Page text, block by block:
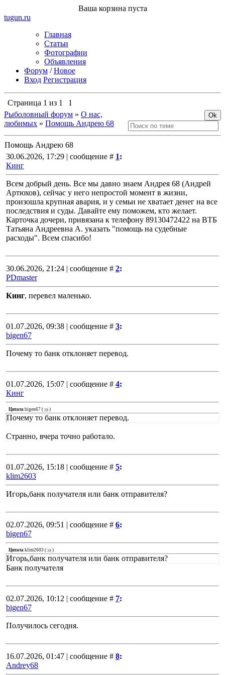
Ваша корзина пуста
tugun.ru
Главная
Статьи
Фотографии
Объявления
Форум /Новое
Вход Регистрация
Страница 1 из 1
1
Рыболовный форум » О нас,
любимых » Помощь Андрею 68
Помощь Андрею 68
30.06.2026, 17:29 | сообщение # 1:
Кинг
Всем добрый день. Все мы давно знаем Андрея 68 (Андрей
Артюхов), сейчас у него непростой момент в жизни,
произошла крупная авария, и у семьи не хватает денег на все
последствия и суды. Давайте ему поможем, кто желает.
Карточка дочери, привязана к телефону 89130472422 на ВТБ
Татьяна Андреевна А. указать "помощь на судебные
расходы". Всем спасибо!
30.06.2026, 21:24 | сообщение # 2:
PDmaster
Кинг, перевел маленько.
01.07.2026, 09:38 | сообщение # 3:
bigen67
Почему то банк отклоняет перевод.
01.07.2026, 15:07 | сообщение # 4:
Кинг
Цитата bigen67 ( )
Почему то банк отклоняет перевод.
Странно, вчера точно работало.
01.07.2026, 15:18 | сообщение # 5:
klim2603
Игорь,банк получателя или банк отправителя?
02.07.2026, 09:51 | сообщение # 6:
bigen67
Цитата klim2603 ( )
Игорь,банк получателя или банк отправителя?
Банк получателя
02.07.2026, 10:12 | сообщение # 7:
bigen67
Получилось сегодня.
16.07.2026, 01:47 | сообщение # 8:
Andrey68